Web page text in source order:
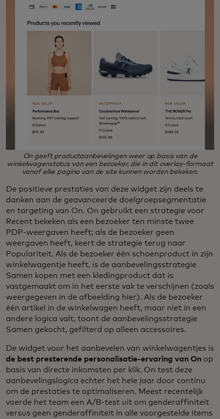
On geeft productaanbevelingen weer op basis van de
winkelwagenstatus van een bezoeker, die in dit overlay-formaat
vanaf elke pagina van de site kunnen worden bekeken.
De positieve prestaties van deze widget zijn deels te
danken aan de geavanceerde doelgroepsegmentatie
en targeting van On. On gebruikt een strategie voor
Recent bekeken als een bezoeker ten minste twee
PDP-weergaven heeft; als de bezoeker geen
weergaven heeft, keert de strategie terug naar
Populariteit. Als de bezoeker één schoenproduct in zijn
winkelwagentje heeft, is de aanbevelingsstrategie
Samen kopen met een kledingproduct dat is
vastgemaakt om in het eerste vak te verschijnen (zoals
weergegeven in de afbeelding hier). Als de bezoeker
één artikel in de winkelwagen heeft, maar niet in een
andere logica valt, toont de aanbevelingsstrategie
Samen gekocht, gefilterd op alleen accessoires.
De widget voor het aanbevelen van winkelwagentjes is
de best presterende personalisatie-ervaring van On op
basis van directe inkomsten per klik. On test deze
aanbevelingslogica echter het hele jaar door continu
om de prestaties te optimaliseren. Meest recentelijk
voerde het team een A/B-test uit om genderaffiniteit
versus geen genderaffiniteit in alle voorgestelde items